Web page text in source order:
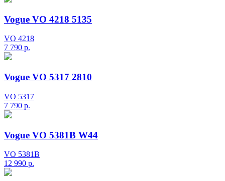
Vogue VO 4218 5135
VO 4218
7 790 р.
Vogue VO 5317 2810
VO 5317
7 790 р.
Vogue VO 5381B W44
VO 5381B
12 990 р.